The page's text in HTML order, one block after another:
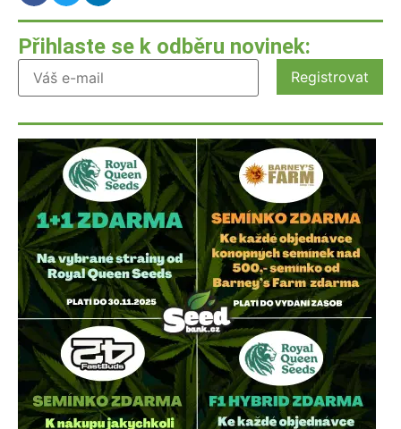
Přihlaste se k odběru novinek: